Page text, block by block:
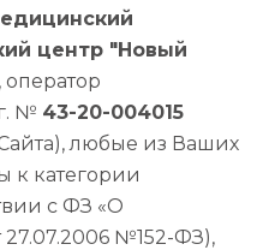
центр "Новый
, оператор
№ 43-20-004015
любые из Ваших
к категории
с ФЗ «О
№152-ФЗ),